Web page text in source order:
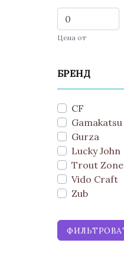
Цена от
БРЕНД
CF
Gamakatsu
Gurza
Lucky John
Trout Zone
Vido Craft
Zub